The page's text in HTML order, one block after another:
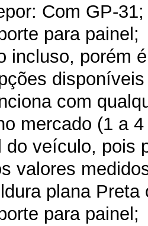
Com GP-31;
para painel;
incluso, porém
com
mercado (1 a
do veículo, pois
valores
plana
para painel;